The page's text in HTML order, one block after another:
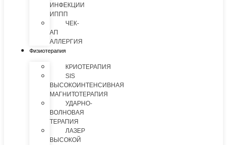
ИНФЕКЦИИ
ИППП
ЧЕК-
АП
АЛЛЕРГИЯ
Физиотерапия
КРИОТЕРАПИЯ
SIS
ВЫСОКОИНТЕНСИВНАЯ
МАГНИТОТЕРАПИЯ
УДАРНО-
ВОЛНОВАЯ
ТЕРАПИЯ
ЛАЗЕР
ВЫСОКОЙ